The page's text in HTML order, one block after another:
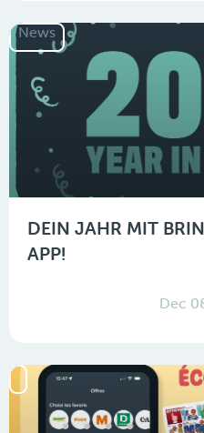
News
DEIN JAHR MIT
APP!
Dec